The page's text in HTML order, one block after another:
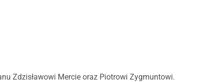
Zdzisławowi Mercie oraz Piotrowi Zygmuntowi.